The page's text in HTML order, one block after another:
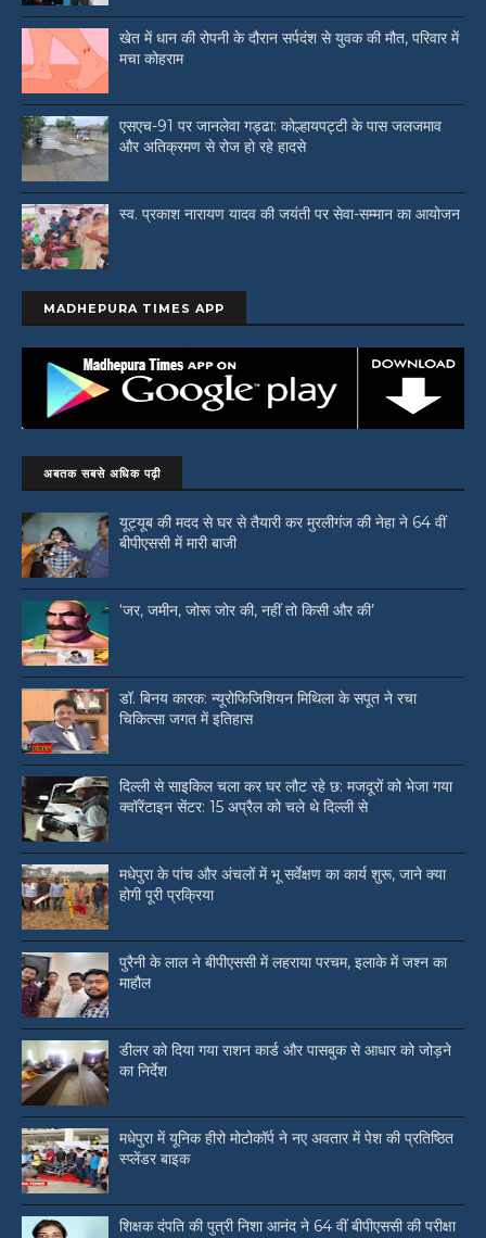
खेत में धान की रोपनी के दौरान सर्पदंश से युवक की मौत, परिवार में
मचा कोहराम
एसएच-91 पर जानलेवा गड्ढा: कोल्हायपट्टी के पास जलजमाव
और अतिक्रमण से रोज हो रहे हादसे
स्व. प्रकाश नारायण यादव की जयंती पर सेवा-सम्मान का आयोजन
MADHEPURA TIMES APP
अबतक सबसे अधिक पढ़ी
यूट्यूब की मदद से घर से तैयारी कर मुरलीगंज की नेहा ने 64 वीं
बीपीएससी में मारी बाजी
‘जर, जमीन, जोरू जोर की, नहीं तो किसी और की’
डॉ. बिनय कारक: न्यूरोफिजिशियन मिथिला के सपूत ने रचा
चिकित्सा जगत में इतिहास
दिल्ली से साइकिल चला कर घर लौट रहे छ: मजदूरों को भेजा गया
क्वॉरेंटाइन सेंटर: 15 अप्रैल को चले थे दिल्ली से
मधेपुरा के पांच और अंचलों में भू सर्वेक्षण का कार्य शुरू, जाने क्या
होगी पूरी प्रक्रिया
पुरैनी के लाल ने बीपीएससी में लहराया परचम, इलाके में जश्न का
माहौल
डीलर को दिया गया राशन कार्ड और पासबुक से आधार को जोड़ने
का निर्देश
मधेपुरा में यूनिक हीरो मोटोकॉर्प ने नए अवतार में पेश की प्रतिष्ठित
स्प्लेंडर बाइक
शिक्षक दंपति की पुत्री निशा आनंद ने 64 वीं बीपीएससी की परीक्षा